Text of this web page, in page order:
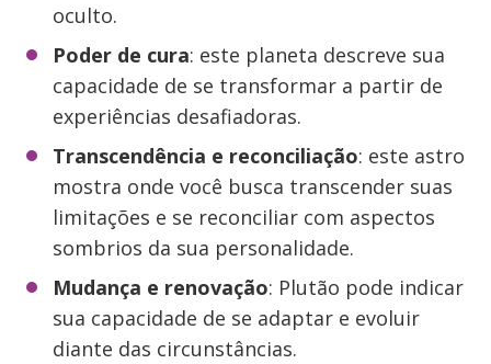
oculto.
Poder de cura: este planeta descreve sua
capacidade de se transformar a partir de
experiências desafiadoras.
Transcendência e reconciliação: este astro
mostra onde você busca transcender suas
limitações e se reconciliar com aspectos
sombrios da sua personalidade.
Mudança e renovação: Plutão pode indicar
sua capacidade de se adaptar e evoluir
diante das circunstâncias.